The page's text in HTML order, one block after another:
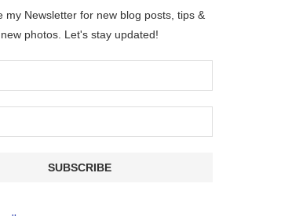
my Newsletter for new blog posts, tips &
new photos. Let's stay updated!